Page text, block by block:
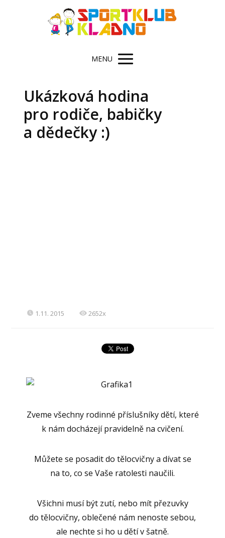
MENU
Ukázková hodina
pro rodiče, babičky
a dědečky :)
1.11. 2015 2652x
Zveme všechny rodinné příslušníky dětí, které
k nám docházejí pravidelně na cvičení.
Můžete se posadit do tělocvičny a dívat se
na to, co se Vaše ratolesti naučili.
Všichni musí být zutí, nebo mít přezuvky
do tělocvičny, oblečené nám nenoste sebou,
ale nechte si ho u dětí v šatně.